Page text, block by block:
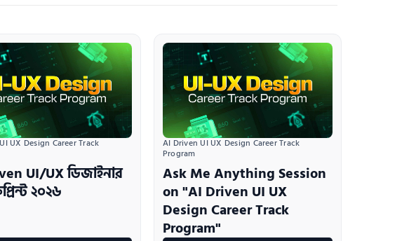
UX Design Career Track
UI/UX ডিজাইনার
২০২৬
AI Driven UI UX Design Career Track
Program
Ask Me Anything Session
on "AI Driven UI UX
Design Career Track
Program"